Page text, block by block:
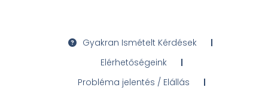
Gyakran Ismételt Kérdések
Elérhetőségeink
Probléma jelentés / Elállás